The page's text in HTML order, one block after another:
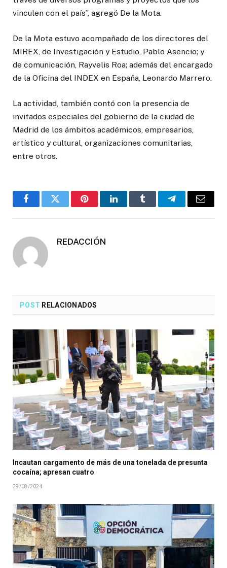
vinculen con el país”, agregó De la Mota.
De la Mota estuvo acompañado de los directores del
MIREX, de Investigación y Estudio, Pablo Asencio; y
de comunicación, Rayvelis Roa; además del encargado
de la Oficina del INDEX en España, Leonardo Marrero.
La actividad, también contó con la presencia de
invitados especiales del gobierno de la ciudad de
Madrid de los ámbitos académicos, empresarios,
artístico y cultural, organizaciones comunitarias,
entre otros.
FacebookTwitter PinterestLinkedInTumblr TelegramaCorreo
REDACCIÓN
POST RELACIONADOS
Incautan cargamento de más de una tonelada de presunta
cocaína; apresan cuatro
29/08/2024